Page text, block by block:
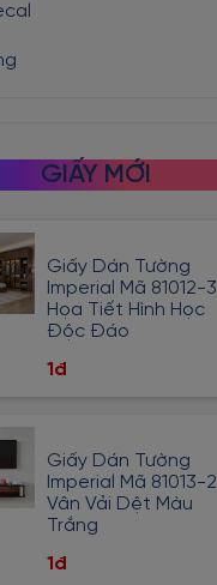
GIẤY MỚI
Giấy Dán Tường
Imperial Mã 81012-3
Họa Tiết Hình Học
Độc Đáo
1đ
Giấy Dán Tường
Imperial Mã 81013-2
Vân Vải Dệt Màu
Trắng
1đ